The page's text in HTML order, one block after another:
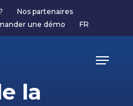
Nos partenaires
une démo FR
Menu
la